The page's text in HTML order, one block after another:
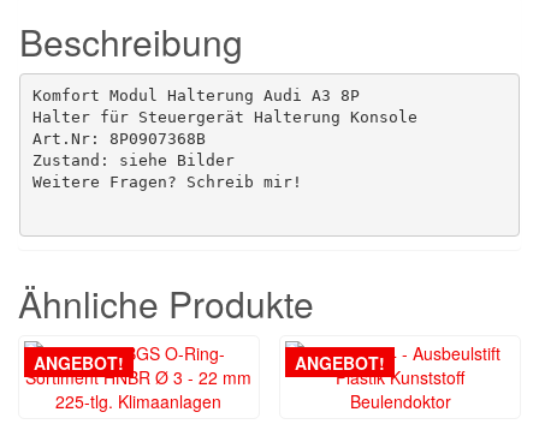
Beschreibung
Komfort Modul Halterung Audi A3 8P
Halter für Steuergerät Halterung Konsole
Art.Nr: 8P0907368B
Zustand: siehe Bilder
Ähnliche Produkte
ANGEBOT! ANGEBOT!